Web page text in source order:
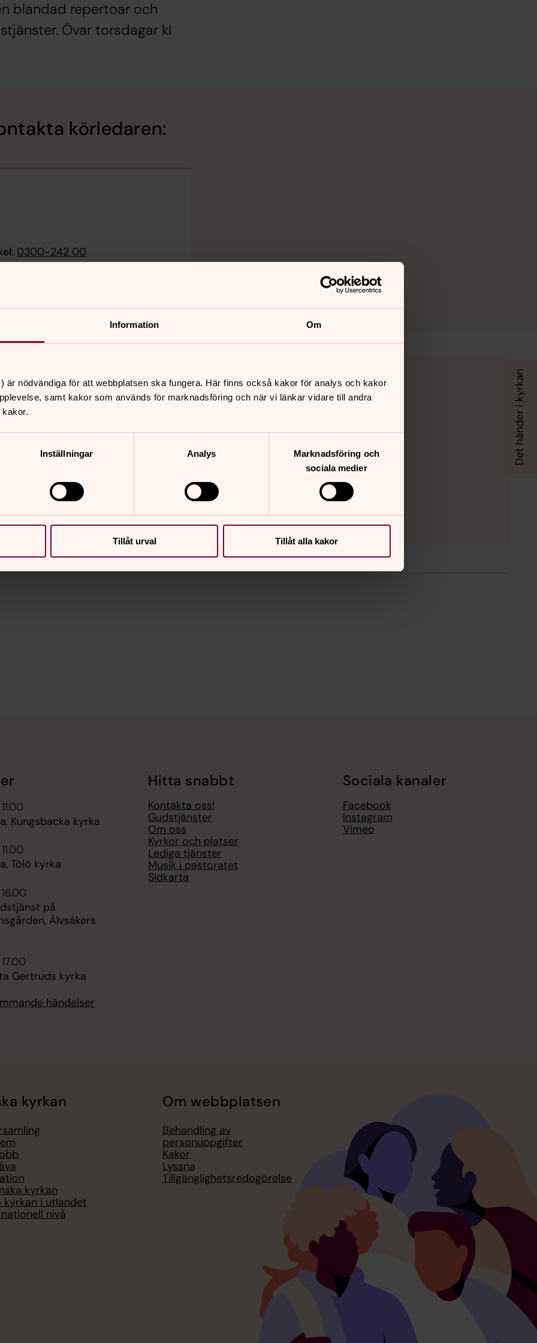
Information Om
är nödvändiga för att webbplatsen ska fungera. Här finns också kakor för analys och kakor
samt kakor som används för marknadsföring och när vi länkar vidare till andra
Inställningar Analys
Marknadsföring och
sociala medier
Tillåt urval Tillåt alla kakor
blandad repertoar och
Övar torsdagar kl
körledaren:
0300-242 00
till församlingens vuxenkörer.
Kungsbacka kyrka
Tölö kyrka
på
Älvsåkers
Gertruds kyrka
händelser
Hitta snabbt
Kontakta oss!
Gudstjänster
Om oss
Kyrkor och platser
Lediga tjänster
Musik i pastoratet
Sidkarta
Sociala kanaler
Facebook
Instagram
Vimeo
kyrkan
kyrkan
kyrkan i utlandet
nivå
Om webbplatsen
Behandling av
personuppgifter
Kakor
Lyssna
Tillgänglighetsredogörelse